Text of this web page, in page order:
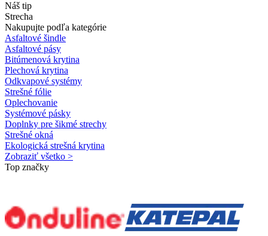
Náš tip
Strecha
Nakupujte podľa kategórie
Asfaltové šindle
Asfaltové pásy
Bitúmenová krytina
Plechová krytina
Odkvapové systémy
Strešné fólie
Oplechovanie
Systémové pásky
Doplnky pre šikmé strechy
Strešné okná
Ekologická strešná krytina
Zobraziť všetko >
Top značky